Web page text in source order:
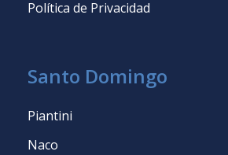
Política de Privacidad
Santo Domingo
Piantini
Naco